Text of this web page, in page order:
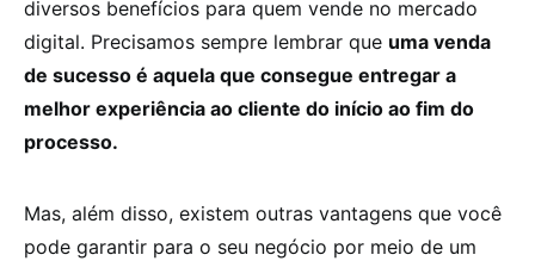
diversos benefícios para quem vende no mercado
digital. Precisamos sempre lembrar que uma venda
de sucesso é aquela que consegue entregar a
melhor experiência ao cliente do início ao fim do
processo.
Mas, além disso, existem outras vantagens que você
pode garantir para o seu negócio por meio de um